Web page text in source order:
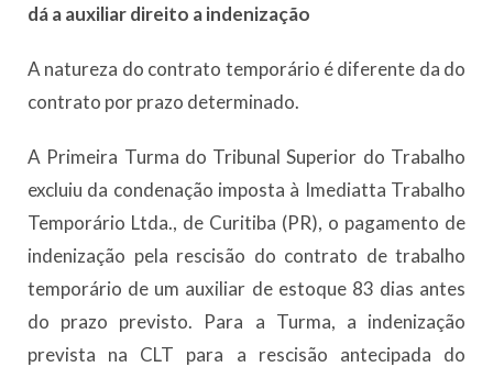
dá a auxiliar direito a indenização
A natureza do contrato temporário é diferente da do
contrato por prazo determinado.
A Primeira Turma do Tribunal Superior do Trabalho
excluiu da condenação imposta à Imediatta Trabalho
Temporário Ltda., de Curitiba (PR), o pagamento de
indenização pela rescisão do contrato de trabalho
temporário de um auxiliar de estoque 83 dias antes
do prazo previsto. Para a Turma, a indenização
prevista na CLT para a rescisão antecipada do